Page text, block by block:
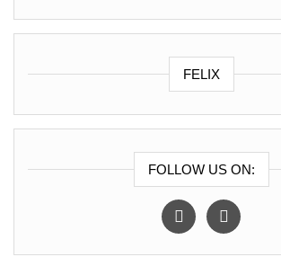
FELIX
FOLLOW US ON:
instagramfacebook